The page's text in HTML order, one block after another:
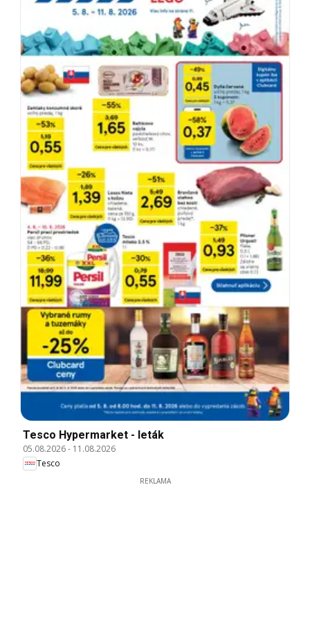
Tesco Hypermarket - leták
05.08.2026- 11.08.2026
Tesco
REKLAMA